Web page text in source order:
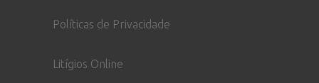
Políticas de Privacidade
Litígios Online